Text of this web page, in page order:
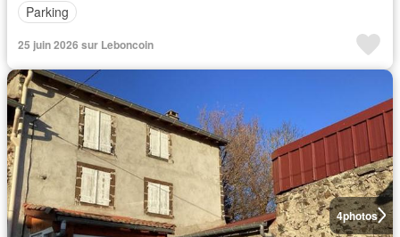
Parking
25 juin 2026 sur Leboncoin
4photos